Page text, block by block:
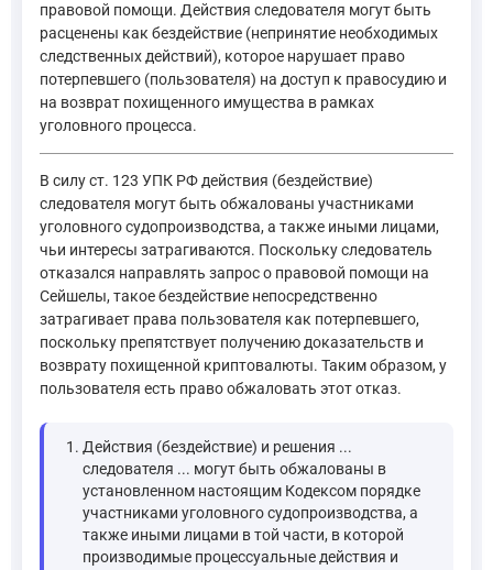
правовой помощи. Действия следователя могут быть
расценены как бездействие (непринятие необходимых
следственных действий), которое нарушает право
потерпевшего (пользователя) на доступ к правосудию и
на возврат похищенного имущества в рамках
уголовного процесса.
В силу ст. 123 УПК РФ действия (бездействие)
следователя могут быть обжалованы участниками
уголовного судопроизводства, а также иными лицами,
чьи интересы затрагиваются. Поскольку следователь
отказался направлять запрос о правовой помощи на
Сейшелы, такое бездействие непосредственно
затрагивает права пользователя как потерпевшего,
поскольку препятствует получению доказательств и
возврату похищенной криптовалюты. Таким образом, у
пользователя есть право обжаловать этот отказ.
Действия (бездействие) и решения ...
следователя ... могут быть обжалованы в
установленном настоящим Кодексом порядке
участниками уголовного судопроизводства, а
также иными лицами в той части, в которой
производимые процессуальные действия и